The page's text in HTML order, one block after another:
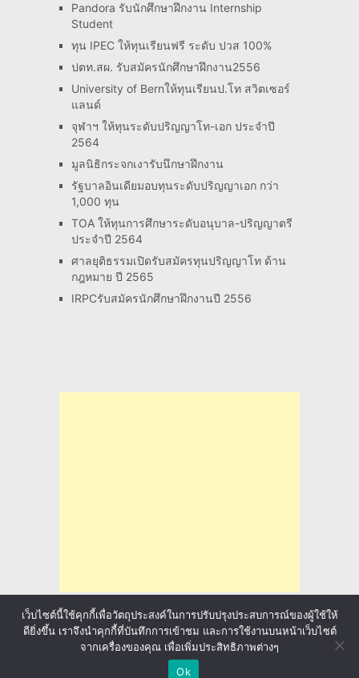
Pandora รับนักศึกษาฝึกงาน Internship
Student
ทุน IPEC ให้ทุนเรียนฟรี ระดับ ปวส 100%
ปตท.สผ. รับสมัครนักศึกษาฝึกงาน2556
University of Bernให้ทุนเรียนป.โท สวิตเซอร์
แลนด์
จุฬาฯ ให้ทุนระดับปริญญาโท-เอก ประจำปี
2564
มูลนิธิกระจกเงารับนึกษาฝึกงาน
รัฐบาลอินเดียมอบทุนระดับปริญญาเอก กว่า
1,000 ทุน
TOA ให้ทุนการศึกษาระดับอนุบาล-ปริญญาตรี
ประจำปี 2564
ศาลยุติธรรมเปิดรับสมัครทุนปริญญาโท ด้าน
กฎหมาย ปี 2565
IRPCรับสมัครนักศึกษาฝึกงานปี 2556
ล่าทุนการศึกษา มาลุ้นให้ทั่วโลก
เว็บไซต์นี้ใช้คุกกี้เพื่อวัตถุประสงค์ในการปรับปรุงประสบการณ์ของผู้ใช้ให้
ดียิ่งขึ้น เราจึงนำคุกกี้ที่บันทึกการเข้าชม และการใช้งานบนหน้าเว็บไซต์
จากเครื่องของคุณ เพื่อเพิ่มประสิทธิภาพต่างๆ
Ok